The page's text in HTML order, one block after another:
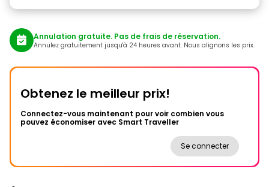
Annulation gratuite. Pas de frais de réservation.
Annulez gratuitement jusqu'à 24 heures avant. Nous alignons les prix.
Obtenez le meilleur prix!
Connectez-vous maintenant pour voir combien vous
pouvez économiser avec Smart Traveller
Se connecter